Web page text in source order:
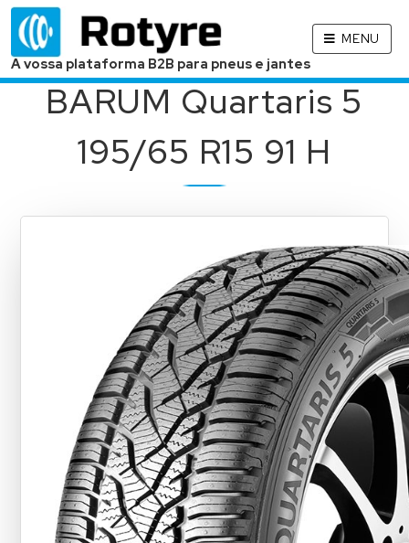
A vossa plataforma B2B para pneus e jantes
MENU
BARUM Quartaris 5
195/65 R15 91 H